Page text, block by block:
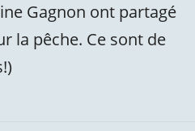
Gagnon ont partagé
la pêche. Ce sont de